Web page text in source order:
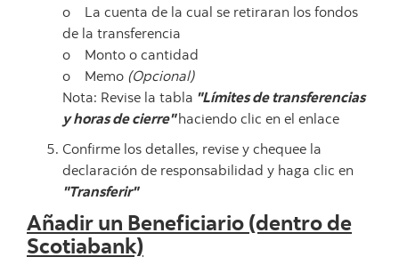
o La cuenta de la cual se retiraran los fondos
de la transferencia
o Monto o cantidad
o Memo (Opcional)
Nota: Revise la tabla "Límites de transferencias
y horas de cierre"haciendo clic en el enlace
Confirme los detalles, revise y chequee la
declaración de responsabilidad y haga clic en
"Transferir"
Añadir un Beneficiario (dentro de
Scotiabank)